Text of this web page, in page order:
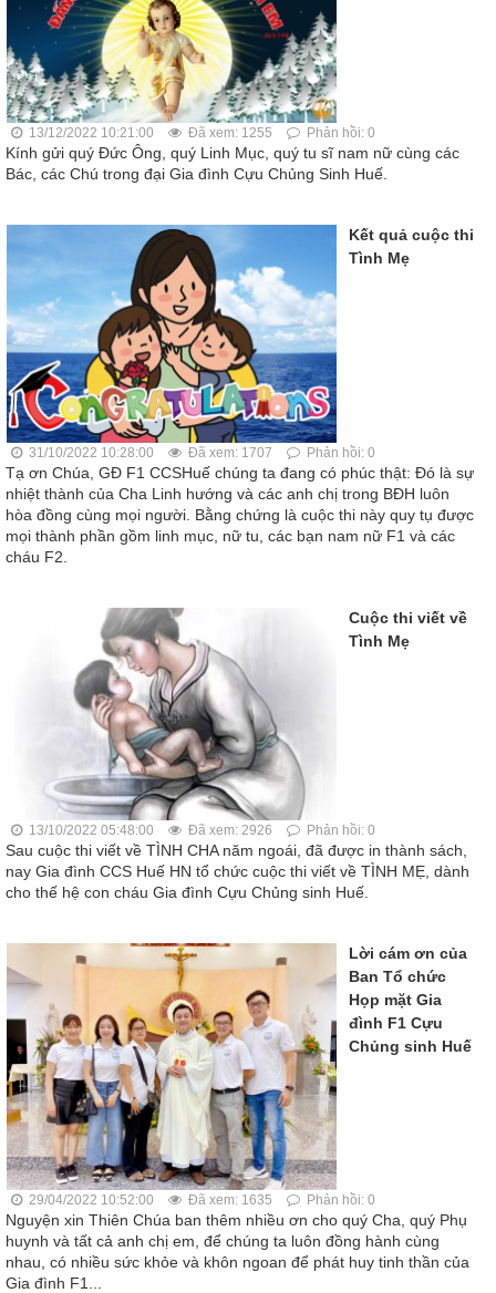
13/12/2022 10:21:00 Đã xem: 1255 Phản hồi: 0
Kính gửi quý Đức Ông, quý Linh Mục, quý tu sĩ nam nữ cùng các
Bác, các Chú trong đại Gia đình Cựu Chủng Sinh Huế.
Kết quả cuộc thi
Tình Mẹ
31/10/2022 10:28:00 Đã xem: 1707 Phản hồi: 0
Tạ ơn Chúa, GĐ F1 CCSHuế chúng ta đang có phúc thật: Đó là sự
nhiệt thành của Cha Linh hướng và các anh chị trong BĐH luôn
hòa đồng cùng mọi người. Bằng chứng là cuộc thi này quy tụ được
mọi thành phần gồm linh mục, nữ tu, các bạn nam nữ F1 và các
cháu F2.
Cuộc thi viết về
Tình Mẹ
13/10/2022 05:48:00 Đã xem: 2926 Phản hồi: 0
Sau cuộc thi viết về TÌNH CHA năm ngoái, đã được in thành sách,
nay Gia đình CCS Huế HN tổ chức cuộc thi viết về TÌNH MẸ, dành
cho thế hệ con cháu Gia đình Cựu Chủng sinh Huế.
Lời cám ơn của
Ban Tổ chức
Họp mặt Gia
đình F1 Cựu
Chủng sinh Huế
29/04/2022 10:52:00 Đã xem: 1635 Phản hồi: 0
Nguyện xin Thiên Chúa ban thêm nhiều ơn cho quý Cha, quý Phụ
huynh và tất cả anh chị em, để chúng ta luôn đồng hành cùng
nhau, có nhiều sức khỏe và khôn ngoan để phát huy tinh thần của
Gia đình F1...